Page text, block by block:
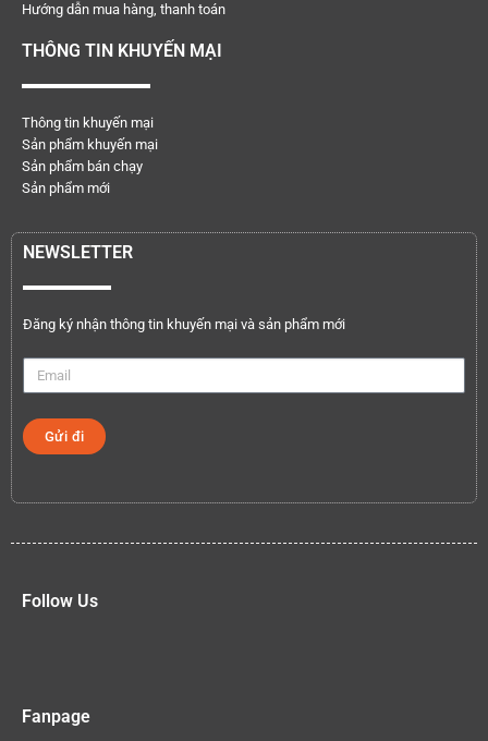
Hướng dẫn mua hàng, thanh toán
THÔNG TIN KHUYẾN MẠI
Thông tin khuyến mại
Sản phẩm khuyến mại
Sản phẩm bán chạy
Sản phẩm mới
NEWSLETTER
Đăng ký nhận thông tin khuyến mại và sản phẩm mới
Gửi đi
Follow Us
Fanpage